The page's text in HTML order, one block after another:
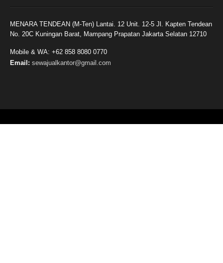
MENARA TENDEAN (M-Ten) Lantai. 12 Unit. 12-5 Jl. Kapten Tendean
No. 20C Kuningan Barat, Mampang Prapatan Jakarta Selatan 12710
Mobile & WA: +62 858 8080 0770
Email: sewajualkantor@gmail.com